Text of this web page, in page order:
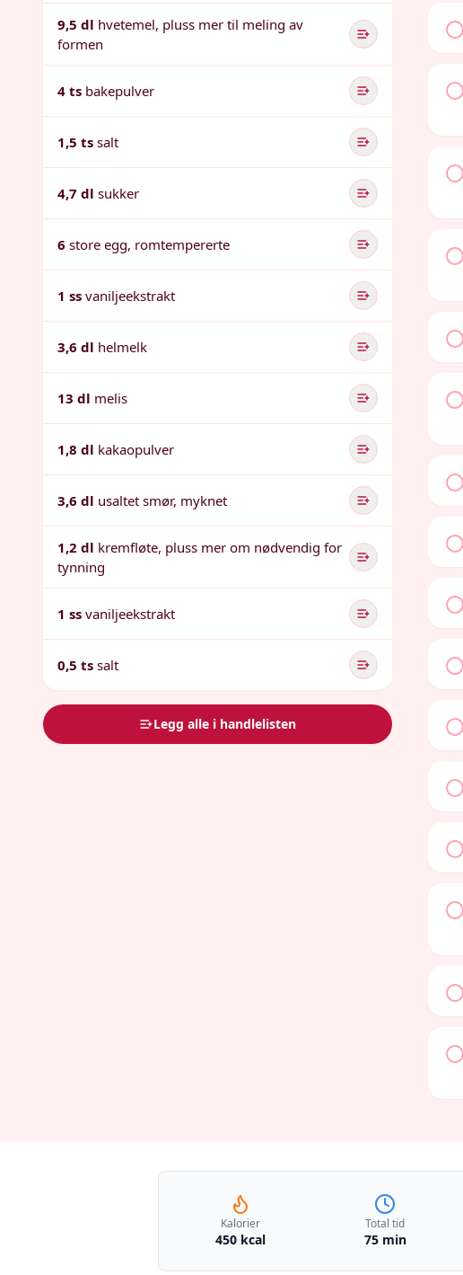
9,5 dl hvetemel, pluss mer til meling av
formen
4 ts bakepulver
1,5 ts salt
4,7 dl sukker
6 store egg, romtempererte
1 ss vaniljeekstrakt
3,6 dl helmelk
13 dl melis
1,8 dl kakaopulver
3,6 dl usaltet smør, myknet
1,2 dl kremfløte, pluss mer om nødvendig for
tynning
1 ss vaniljeekstrakt
0,5 ts salt
Legg alle i handlelisten
Kalorier
450 kcal
Total tid
75 min